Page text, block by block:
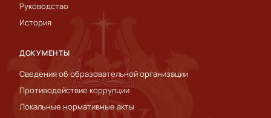
Руководство
История
ДОКУМЕНТЫ
Сведения об образовательной организации
Противодействие коррупции
Локальные нормативные акты